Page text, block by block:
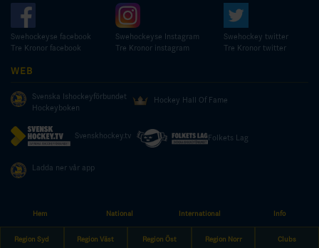
Hem National International Info
Region Syd Region Väst Region Öst Region Norr Clubs
Swehockeyse facebook
Tre Kronor facebook
Swehockeyse Instagram
Tre Kronor instagram
Swehockey twitter
Tre Kronor twitter
WEB
Svenska Ishockeyförbundet
Hockeyboken
Hockey Hall Of Fame
Svenskhockey.tv Folkets Lag
Ladda ner vår app